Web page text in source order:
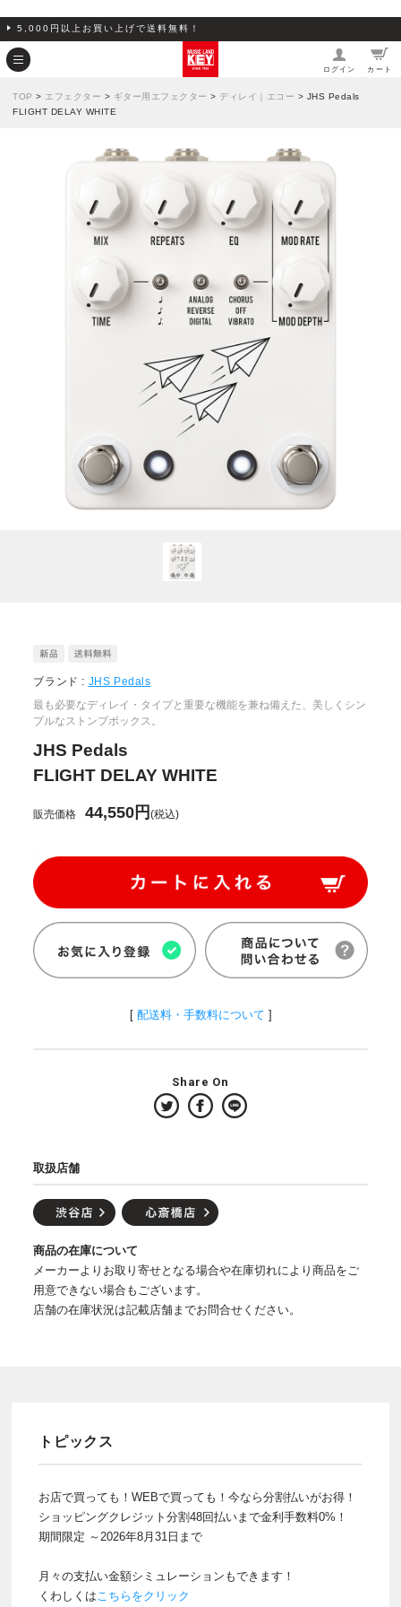
5,000円以上お買い上げで送料無料！
ログイン カート
TOP > エフェクター > ギター用エフェクター > ディレイ｜エコー > JHS Pedals
FLIGHT DELAY WHITE
ブランド : JHS Pedals
最も必要なディレイ・タイプと重要な機能を兼ね備えた、美しくシン
プルなストンプボックス。
JHS Pedals
FLIGHT DELAY WHITE
販売価格 44,550円(税込)
[ 配送料・手数料について ]
Share On
取扱店舗
商品の在庫について
メーカーよりお取り寄せとなる場合や在庫切れにより商品をご
用意できない場合もございます。
店舗の在庫状況は記載店舗までお問合せください。
トピックス
お店で買っても！WEBで買っても！今なら分割払いがお得！
ショッピングクレジット分割48回払いまで金利手数料0%！
期間限定 ～2026年8月31日まで
月々の支払い金額シミュレーションもできます！
くわしくはこちらをクリック